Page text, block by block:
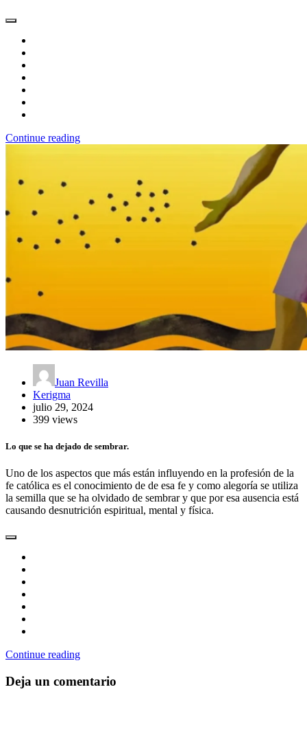
Continue reading
Juan Revilla
Kerigma
julio 29, 2024
399 views
Lo que se ha dejado de sembrar.
Uno de los aspectos que más están influyendo en la profesión de la
fe católica es el conocimiento de de esa fe y como alegoría se utiliza
la semilla que se ha olvidado de sembrar y que por esa ausencia está
causando desnutrición espiritual, mental y física.
Continue reading
Deja un comentario